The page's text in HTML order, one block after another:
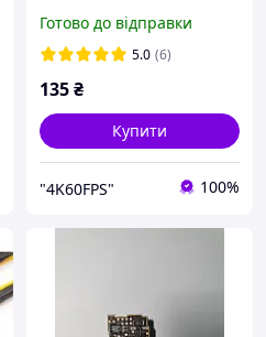
Готово до відправки
5.0 (6)
135₴
Купити
"4K60FPS" 100%